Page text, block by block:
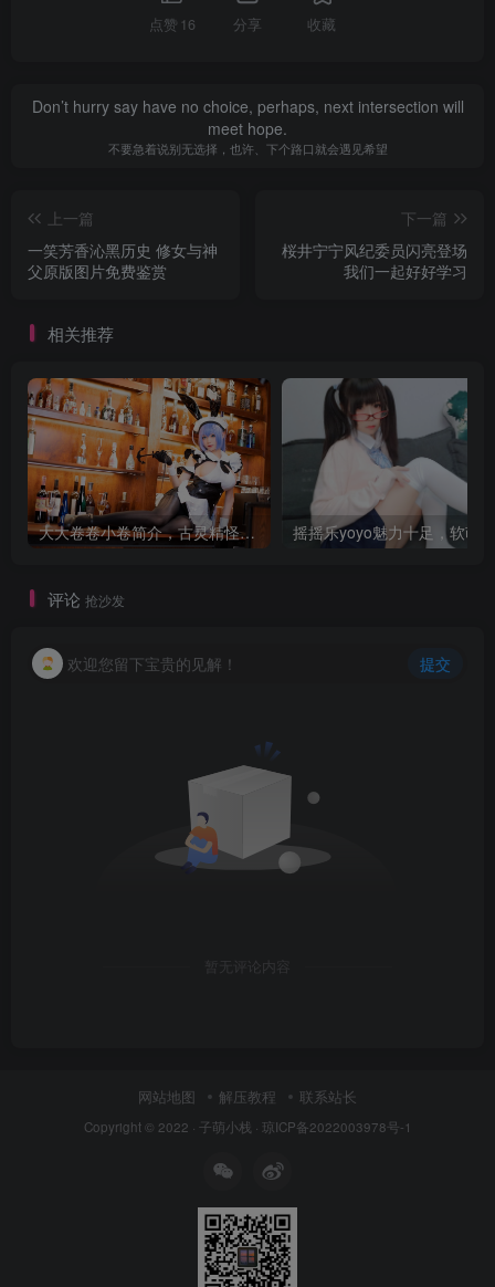
点赞 16 分享 收藏
Don’t hurry say have no choice, perhaps, next intersection will
meet hope.
不要急着说别无选择，也许、下个路口就会遇见希望
上一篇
一笑芳香沁黑历史 修女与神
父原版图片免费鉴赏
下一篇
桜井宁宁风纪委员闪亮登场
我们一起好好学习
相关推荐
大大卷卷小卷简介，古灵精怪的花园酒保
评论 抢沙发
欢迎您留下宝贵的见解！ 提交
暂无评论内容
网站地图 解压教程 联系站长
Copyright © 2022 · 子萌小栈 · 琼ICP备2022003978号-1